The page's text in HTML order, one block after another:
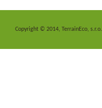
Copyright © 2014, TerrainEco, s.r.o.